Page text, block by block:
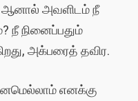
ஆனால் அவளிடம் நீ
நீ நினைப்பதும்
அக்பரைத் தவிர.
எனக்கு